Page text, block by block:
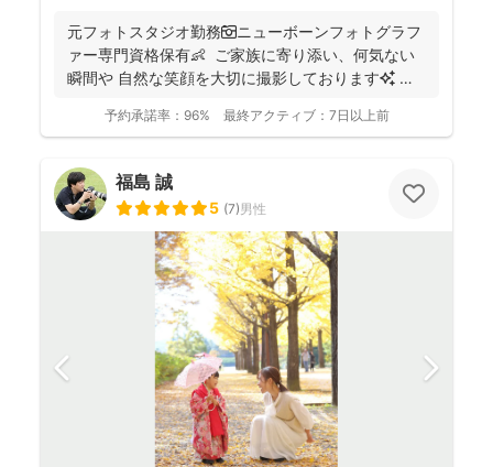
元フォトスタジオ勤務📷ニューボーンフォトグラフ
ァー専門資格保有👶 ご家族に寄り添い、何気ない
瞬間や 自然な笑顔を大切に撮影しております✨ ま
予約承諾率： 96% 最終アクティブ： 7日以上前
福島 誠
5 (7)男性